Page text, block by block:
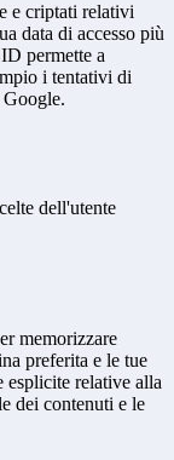
e criptati relativi
data di accesso più
permette a
i tentativi di
dell'utente
memorizzare
preferita e le tue
esplicite relative alla
dei contenuti e le